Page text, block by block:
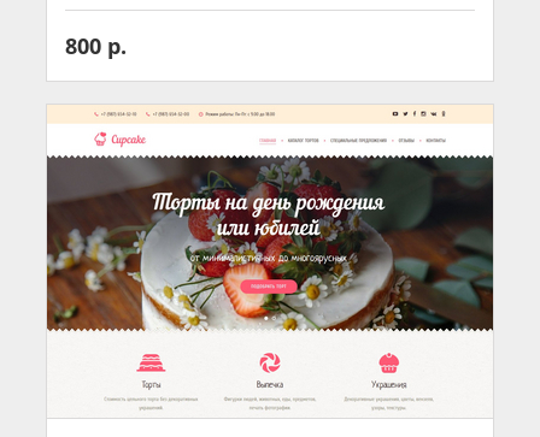
800 р.